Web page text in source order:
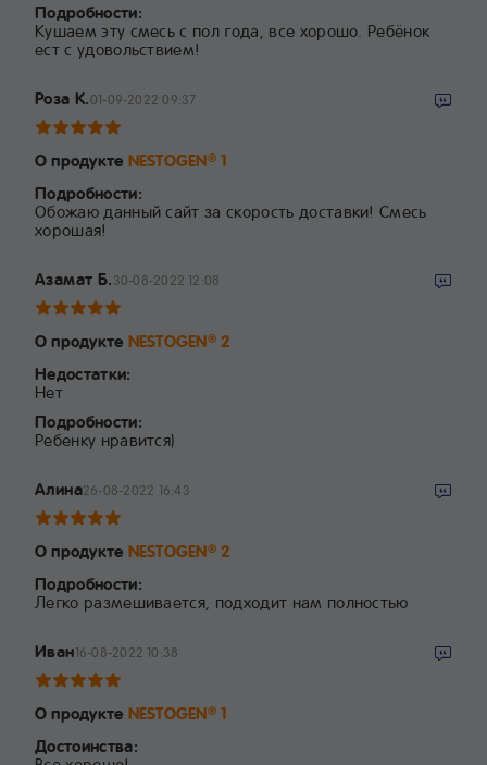
Подробности:
Кушаем эту смесь с пол года, все хорошо. Ребёнок
ест с удовольствием!
Роза К.01-09-2022 09:37
О продукте NESTOGEN®1
Подробности:
Обожаю данный сайт за скорость доставки! Смесь
хорошая!
Азамат Б.30-08-2022 12:08
О продукте NESTOGEN®2
Недостатки:
Нет
Подробности:
Ребенку нравится)
Алина26-08-2022 16:43
О продукте NESTOGEN®2
Подробности:
Легко размешивается, подходит нам полностью
Иван16-08-2022 10:38
О продукте NESTOGEN®1
Достоинства: